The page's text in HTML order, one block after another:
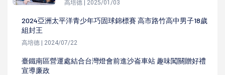
高培德 | 2025/01/03
2024亞洲太平洋青少年巧固球錦標賽 高市路竹高中男子18歲
組封王
高培德 | 2024/07/22
臺鐵南區營運處結合台灣燈會前進沙崙車站 趣味闖關贈好禮
宣導廉政